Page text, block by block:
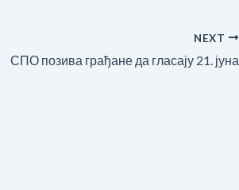
NEXT
СПО позива грађане да гласају 21. јуна